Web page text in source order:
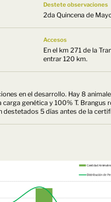
Destete observaciones
2da Quincena de
Accesos
En el km 271 de la
entrar 120 km.
en el desarrollo. Hay 8
genética y 100% T. Brangus
destetados 5 días antes de la